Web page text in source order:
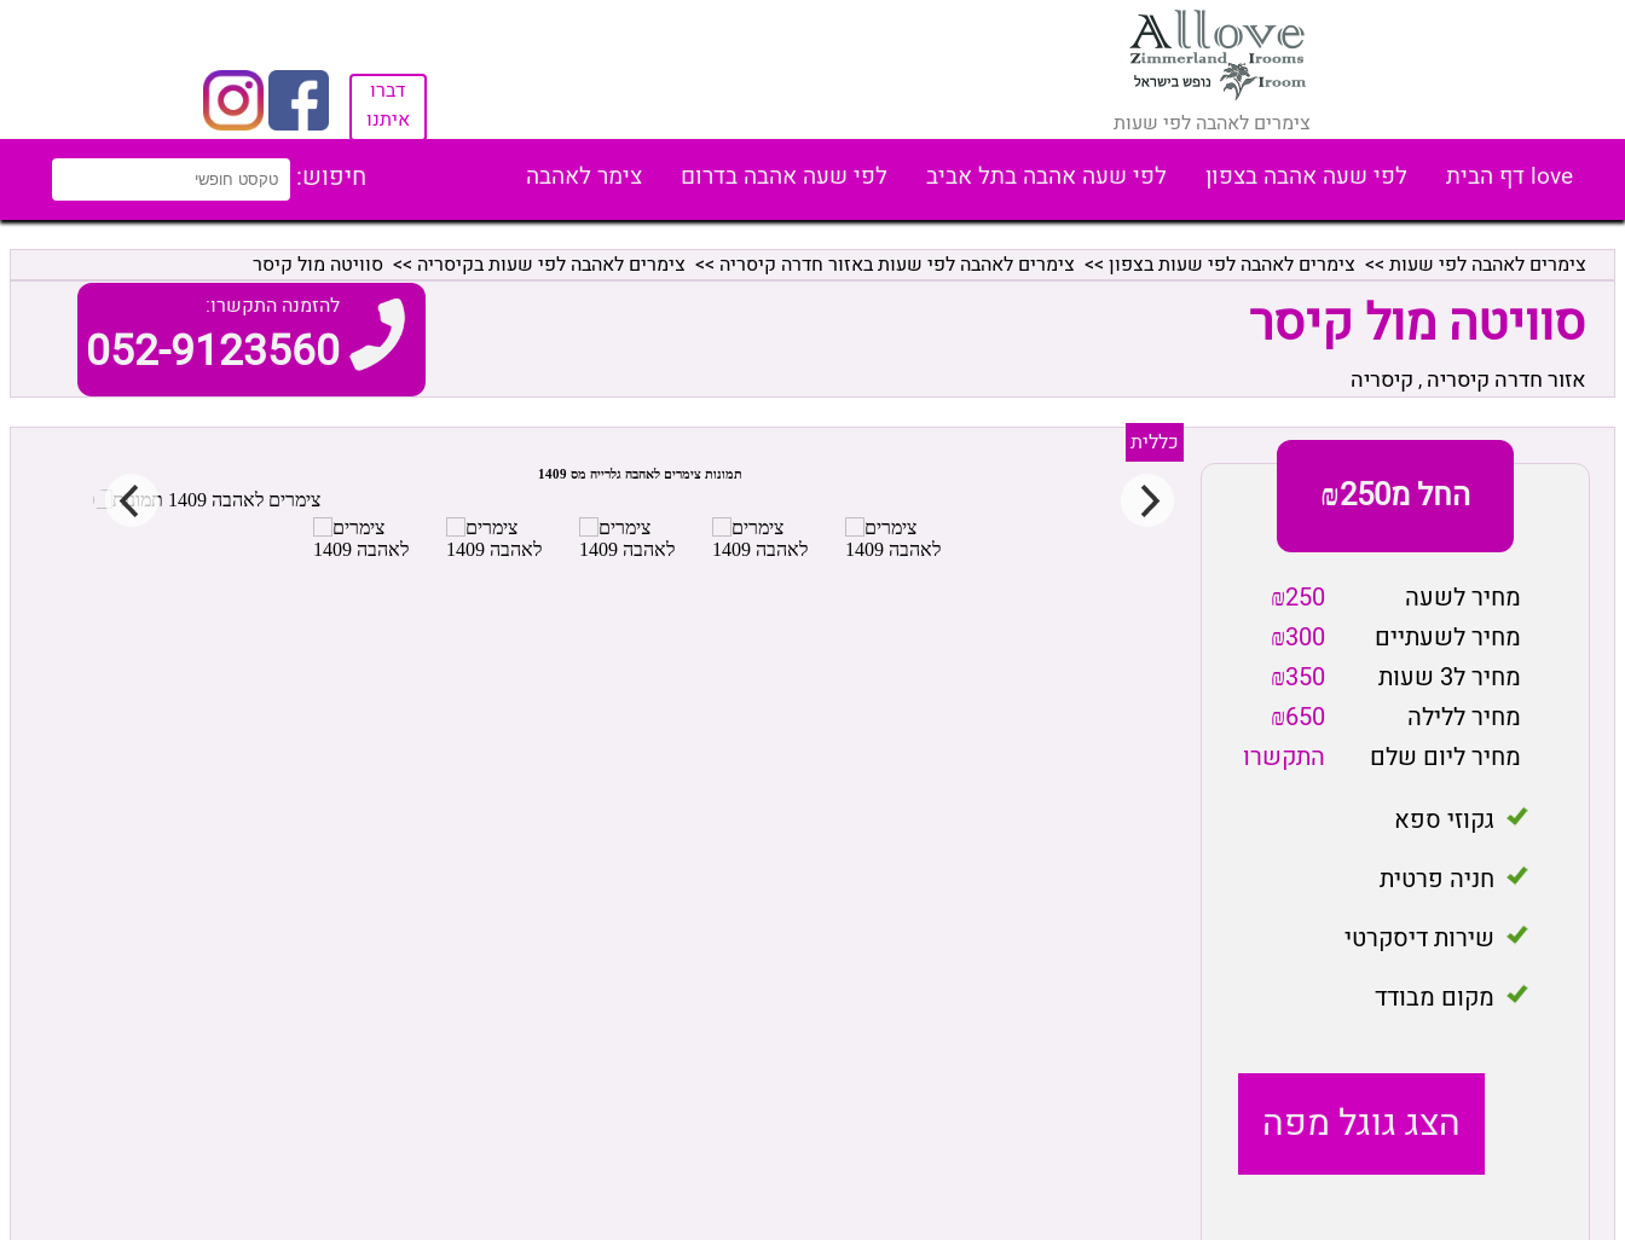
צימרים לאהבה לפי שעות
דברו
איתנו
love דף הבית לפי שעה אהבה בצפון לפי שעה אהבה בתל אביב לפי שעה אהבה בדרום צימר לאהבה חיפוש:
צימרים לאהבה לפי שעות >> צימרים לאהבה לפי שעות בצפון >> צימרים לאהבה לפי שעות באזור חדרה קיסריה >> צימרים לאהבה לפי שעות בקיסריה >> סוויטה מול קיסר
סוויטה מול קיסר
אזור חדרה קיסריה , קיסריה
להזמנה התקשרו:
052-9123560
החל מ₪250
מחיר לשעה
₪250
מחיר לשעתיים
₪300
מחיר ל3 שעות
₪350
מחיר ללילה
₪650
מחיר ליום שלם
התקשרו
גקוזי ספא
חניה פרטית
שירות דיסקרטי
מקום מבודד
הצג גוגל מפה
כללית